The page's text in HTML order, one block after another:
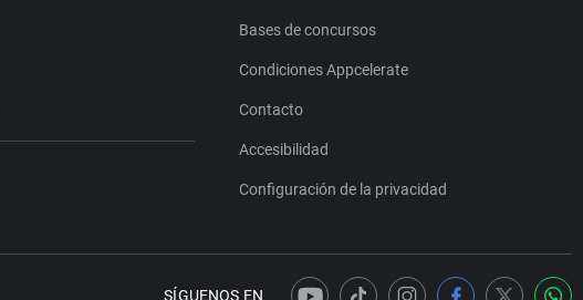
Bases de concursos
Condiciones Appcelerate
Contacto
Accesibilidad
Configuración de la privacidad
SÍGUENOS EN